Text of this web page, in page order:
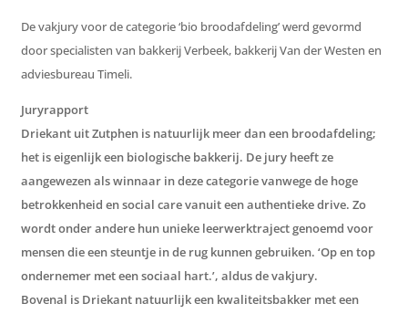
De vakjury voor de categorie ‘bio broodafdeling’ werd gevormd
door specialisten van bakkerij Verbeek, bakkerij Van der Westen en
adviesbureau Timeli.
Juryrapport
Driekant uit Zutphen is natuurlijk meer dan een broodafdeling;
het is eigenlijk een biologische bakkerij. De jury heeft ze
aangewezen als winnaar in deze categorie vanwege de hoge
betrokkenheid en social care vanuit een authentieke drive. Zo
wordt onder andere hun unieke leerwerktraject genoemd voor
mensen die een steuntje in de rug kunnen gebruiken. ‘Op en top
ondernemer met een sociaal hart.’, aldus de vakjury.
Bovenal is Driekant natuurlijk een kwaliteitsbakker met een